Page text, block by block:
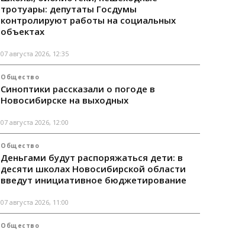
тротуары: депутаты Госдумы
контролируют работы на социальных
объектах
07 августа 2026, 12:35
Общество
Синоптики рассказали о погоде в
Новосибирске на выходных
07 августа 2026, 12:00
Общество
Деньгами будут распоряжаться дети: в
десяти школах Новосибирской области
введут инициативное бюджетирование
07 августа 2026, 11:00
Общество